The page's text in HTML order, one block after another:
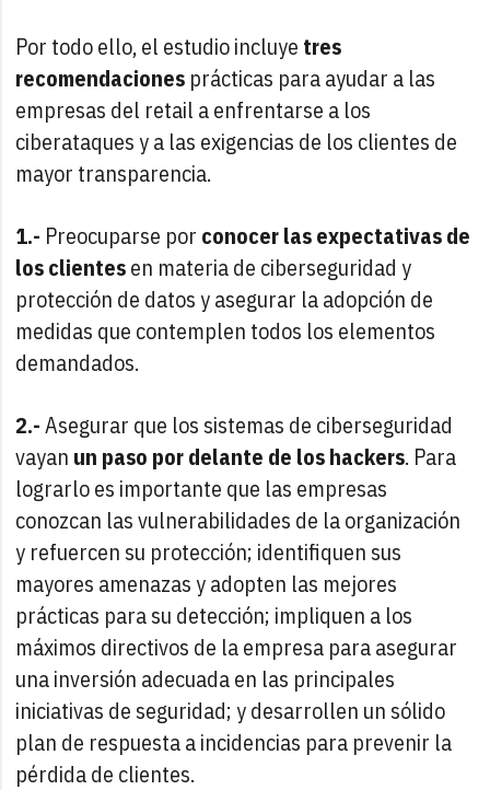
Por todo ello, el estudio incluye tres
recomendaciones prácticas para ayudar a las
empresas del retail a enfrentarse a los
ciberataques y a las exigencias de los clientes de
mayor transparencia.
1.- Preocuparse por conocer las expectativas de
los clientesen materia de ciberseguridad y
protección de datos y asegurar la adopción de
medidas que contemplen todos los elementos
demandados.
2.-Asegurar que los sistemas de ciberseguridad
vayan un paso por delante de los hackers. Para
lograrlo es importante que las empresas
conozcan las vulnerabilidades de la organización
y refuercen su protección; identifiquen sus
mayores amenazas y adopten las mejores
prácticas para su detección; impliquen a los
máximos directivos de la empresa para asegurar
una inversión adecuada en las principales
iniciativas de seguridad; y desarrollen un sólido
plan de respuesta a incidencias para prevenir la
pérdida de clientes.